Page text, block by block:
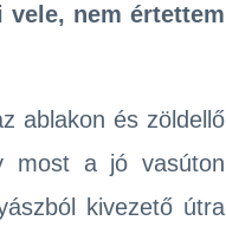
nem értettem
ablakon és zöldellő
most a jó vasúton
kivezető útra